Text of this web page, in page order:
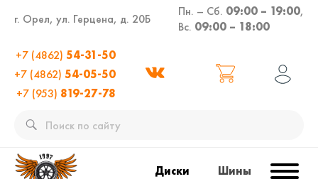
г. Орел, ул. Герцена, д. 20Б
Пн. – Сб. 09:00 – 19:00,
Вс. 09:00 – 18:00
+7 (4862) 54-31-50
+7 (4862) 54-05-50
+7 (953) 819-27-78
Диски Шины